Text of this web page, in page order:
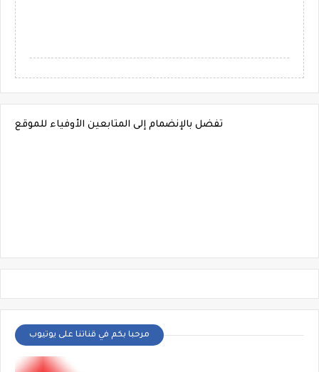
تفضل بالإنضمام إلى المتابعين الأوفياء للموقع
مرحبا بكم في قناتنا على يوتيوب